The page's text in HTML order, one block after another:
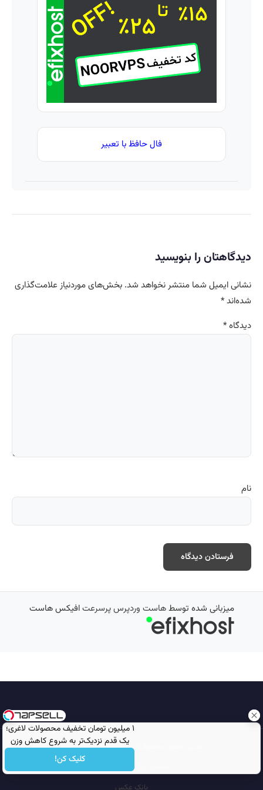
۱ میلیون تومان تخفیف محصولات لاغری؛
یک قدم نزدیک‌تر به شروع کاهش وزن
کلیک کن!
کرم
ترمیم
کننده
23 روزه
ساخت!
هفته!!
😍
فال حافظ با تعبیر
دیدگاهتان را بنویسید
نشانی ایمیل شما منتشر نخواهد شد. بخش‌های موردنیاز علامت‌گذاری
شده‌اند*
دیدگاه*
نام
میزبانی شده توسطهاست وردپرس پرسرعتافیکس هاست
تمامی حقوق محفوظ است © 2026
مجله نورگرام
انجمن نورگرام
بانک عکس